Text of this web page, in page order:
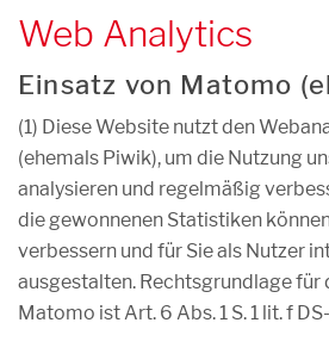
Web Analytics
Einsatz von Matomo
(1) Diese Website nutzt den
(ehemals Piwik), um die Nutzung
analysieren und regelmäßig
die gewonnenen Statistiken
verbessern und für Sie als Nutzer
ausgestalten. Rechtsgrundlage für
Matomo ist Art. 6 Abs. 1 S. 1 lit. f